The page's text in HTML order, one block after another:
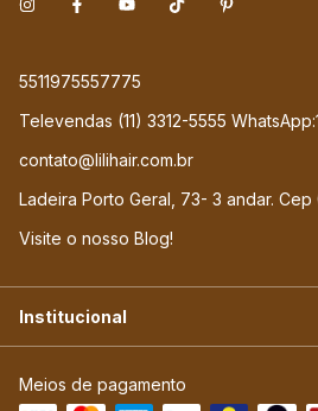
5511975557775
Televendas (11) 3312-5555
contato@lilihair.com.br
Ladeira Porto Geral, 73- 3 andar. Cep
Visite o nosso Blog!
Institucional
Meios de pagamento